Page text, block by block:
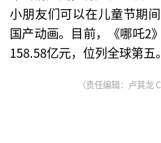
小朋友们可以在儿童节期
国产动画。目前，《哪吒2
158.58亿元，位列全球第五。
（责任编辑：卢其龙